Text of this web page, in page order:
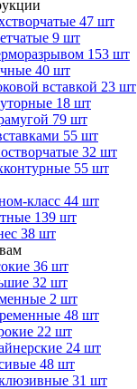
47 шт
9 шт
153 шт
40 шт
вставкой 23 шт
18 шт
79 шт
55 шт
32 шт
55 шт
класс 44 шт
139 шт
38 шт
36 шт
32 шт
2 шт
48 шт
22 шт
24 шт
48 шт
31 шт